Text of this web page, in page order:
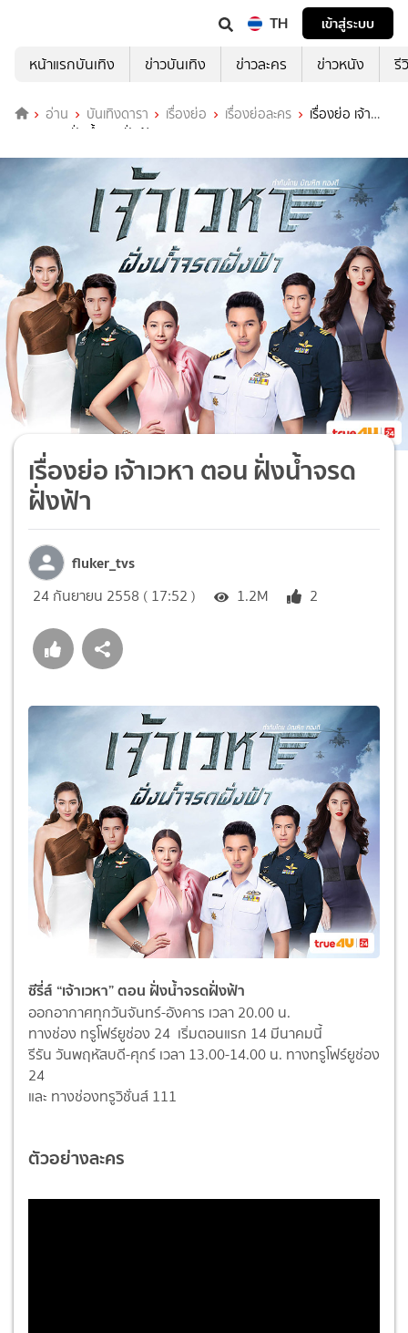
TH
เข้าสู่ระบบ
หน้าแรกบันเทิง
ข่าวบันเทิง ข่าวละคร ข่าวหนัง รี
อ่าน บันเทิงดารา เรื่องย่อ เรื่องย่อละคร
เรื่องย่อ เจ้า
เวหา ตอน ฝั่งน้ำจรดฝั่งฟ้า
เรื่องย่อ เจ้าเวหา ตอน ฝั่งน้ำจรด
ฝั่งฟ้า
fluker_tvs
24 กันยายน 2558 ( 17:52 ) 1.2M 2
ซีรี่ส์ “เจ้าเวหา” ตอน ฝั่งน้ำจรดฝั่งฟ้า
ออกอากาศทุกวันจันทร์-อังคาร เวลา 20.00 น.
ทางช่อง ทรูโฟร์ยูช่อง 24 เริ่มตอนแรก 14 มีนาคมนี้
รีรัน วันพฤหัสบดี-ศุกร์ เวลา 13.00-14.00 น. ทางทรูโฟร์ยูช่อง
24
และ ทางช่องทรูวิชั่นส์ 111
ตัวอย่างละคร